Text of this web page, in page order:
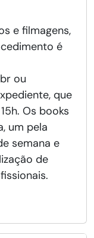
e filmagens,
é
ou
que
Os books
um pela
semana e
de